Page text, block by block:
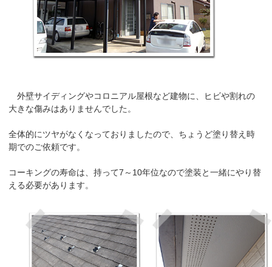
外壁サイディングやコロニアル屋根など建物に、ヒビや割れの
大きな傷みはありませんでした。
全体的にツヤがなくなっておりましたので、ちょうど塗り替え時
期でのご依頼です。
コーキングの寿命は、持って7～10年位なので塗装と一緒にやり替
える必要があります。